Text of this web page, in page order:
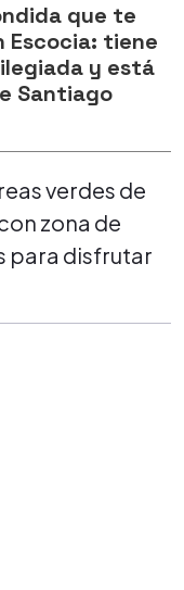
que te
Escocia: tiene
y está
Santiago
verdes de
zona de
para disfrutar